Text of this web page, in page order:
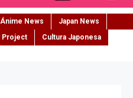
Ánime News
Japan News
Project
Cultura Japonesa